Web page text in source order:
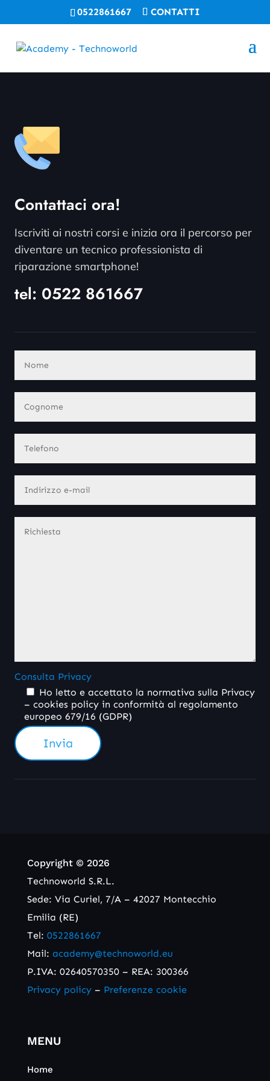
0522861667 CONTATTI
Contattaci ora!
Iscriviti ai nostri corsi e inizia ora il percorso per
diventare un tecnico professionista di
riparazione smartphone!
tel: 0522 861667
Consulta Privacy
Ho letto e accettato la normativa sulla Privacy
– cookies policy in conformità al regolamento
europeo 679/16 (GDPR)
Invia
Copyright © 2026
Technoworld S.R.L.
Sede: Via Curiel, 7/A – 42027 Montecchio
Emilia (RE)
Tel: 0522861667
Mail: academy@technoworld.eu
P.IVA: 02640570350 – REA: 300366
Privacy policy– Preferenze cookie
MENU
Home